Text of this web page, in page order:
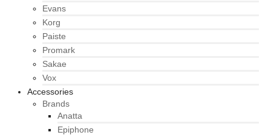
Evans
Korg
Paiste
Promark
Sakae
Vox
Accessories
Brands
Anatta
Epiphone